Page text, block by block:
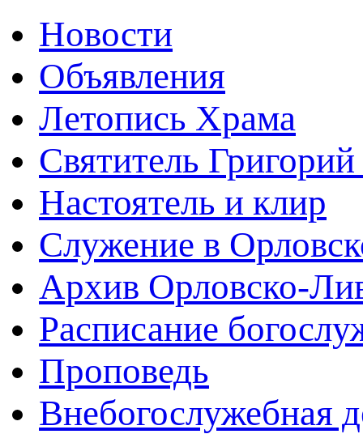
Новости
Объявления
Летопись Храма
Святитель
Настоятель и клир
Служение в
Архив Орловско-
Расписание
Проповедь
Внебогослужебная